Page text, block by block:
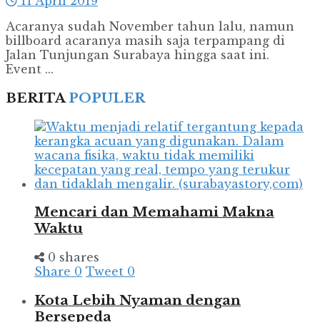
Acaranya sudah November tahun lalu, namun
billboard acaranya masih saja terpampang di
Jalan Tunjungan Surabaya hingga saat ini.
Event ...
BERITAPOPULER
Mencari dan Memahami Makna
Waktu
0 shares
Share 0 Tweet 0
Kota Lebih Nyaman dengan
Bersepeda